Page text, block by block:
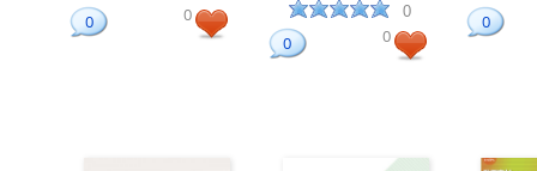
0 0 0
0 0
0